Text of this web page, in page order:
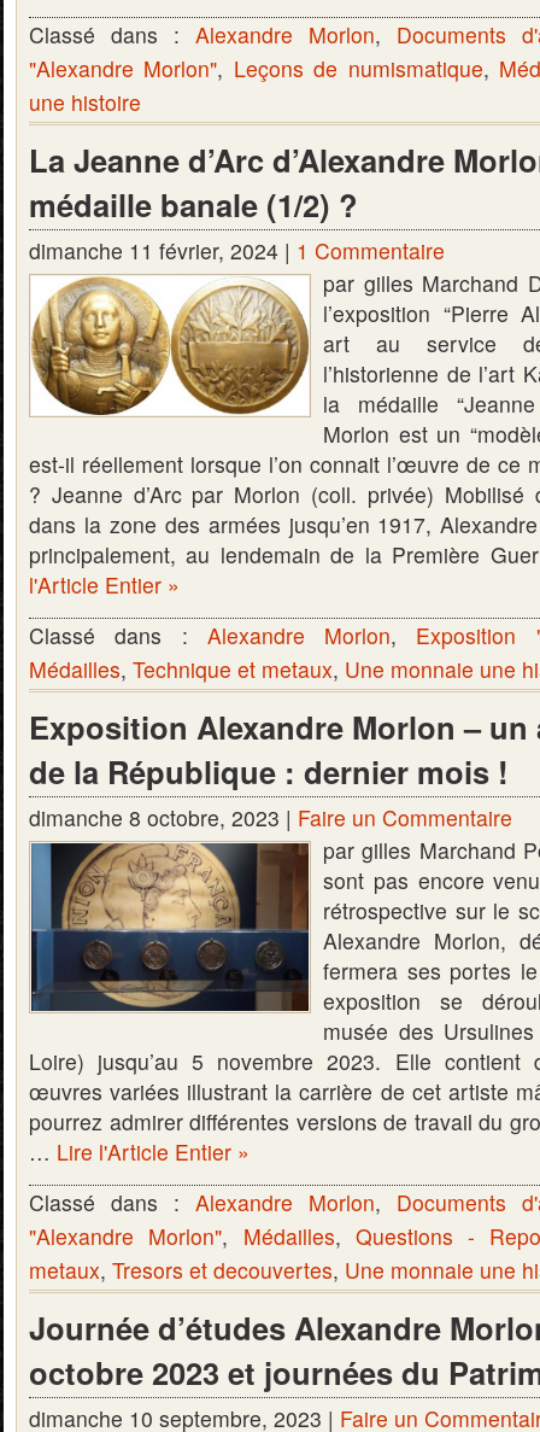
Classé dans : Alexandre Morlon, Documents
"Alexandre Morlon", Leçons de numismatique,
une histoire
La Jeanne d’Arc d’Alexandre
médaille banale (1/2) ?
dimanche 11 février, 2024 | 1 Commentaire
par gilles Marchand
l’exposition “Pierre
art au service
l’historienne de l’art
la médaille “Jeanne
Morlon est un
est-il réellement lorsque l’on connait l’œuvre de ce
? Jeanne d’Arc par Morlon (coll. privée)
dans la zone des armées jusqu’en 1917,
principalement, au lendemain de la Première
l'Article Entier »
Classé dans : Alexandre Morlon, Exposition
Médailles, Technique et metaux, Une monnaie une
Exposition Alexandre Morlon –
de la République : dernier mois !
dimanche 8 octobre, 2023 | Faire un Commentaire
par gilles Marchand
sont pas encore
rétrospective sur le
Alexandre Morlon,
fermera ses portes
exposition se
musée des
Loire) jusqu’au 5 novembre 2023. Elle contient
œuvres variées illustrant la carrière de cet artiste
pourrez admirer différentes versions de travail du
… Lire l'Article Entier »
Classé dans : Alexandre Morlon, Documents
"Alexandre Morlon", Médailles, Questions -
metaux, Tresors et decouvertes, Une monnaie une
Journée d’études Alexandre
octobre 2023 et journées du
dimanche 10 septembre, 2023 | Faire un